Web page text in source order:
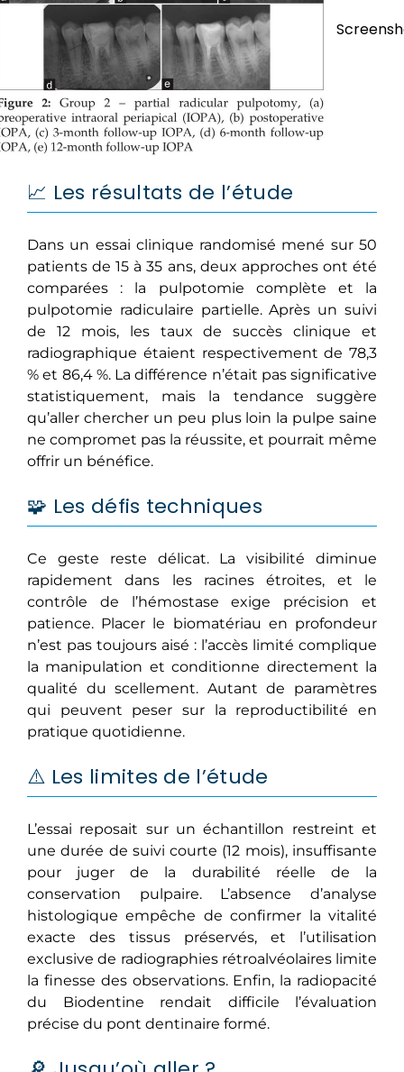
📈 Les résultats de l’étude
Dans un essai clinique randomisé mené sur 50
patients de 15 à 35 ans, deux approches ont été
comparées : la pulpotomie complète et la
pulpotomie radiculaire partielle. Après un suivi
de 12 mois, les taux de succès clinique et
radiographique étaient respectivement de 78,3
% et 86,4 %. La différence n’était pas significative
statistiquement, mais la tendance suggère
qu’aller chercher un peu plus loin la pulpe saine
ne compromet pas la réussite, et pourrait même
offrir un bénéfice.
🧩 Les défis techniques
Ce geste reste délicat. La visibilité diminue
rapidement dans les racines étroites, et le
contrôle de l’hémostase exige précision et
patience. Placer le biomatériau en profondeur
n’est pas toujours aisé : l’accès limité complique
la manipulation et conditionne directement la
qualité du scellement. Autant de paramètres
qui peuvent peser sur la reproductibilité en
pratique quotidienne.
⚠️ Les limites de l’étude
L’essai reposait sur un échantillon restreint et
une durée de suivi courte (12 mois), insuffisante
pour juger de la durabilité réelle de la
conservation pulpaire. L’absence d’analyse
histologique empêche de confirmer la vitalité
exacte des tissus préservés, et l’utilisation
exclusive de radiographies rétroalvéolaires limite
la finesse des observations. Enfin, la radiopacité
du Biodentine rendait difficile l’évaluation
précise du pont dentinaire formé.